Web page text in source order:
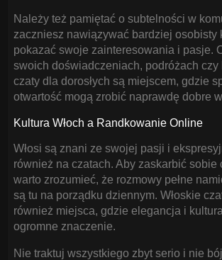
Należy też pamiętać o subtelności w
zaczniesz nawiązywać bardziej osobisty
pokazać swoje zainteresowania i pasje.
swoich doświadczeniach, podróżach czy
czaty dla dorosłych są miejscem, gdzie
otwartość mogą zrobić naprawdę dobre
Kultura Włoch a Randkowanie Online
Włosi są znani ze swojej pasji i
również na czatach. Aby zaskarbić sobie
warto zrozumieć, że rozmowy pełne
są tu na porządku dziennym. Włoskie
również miejsca, gdzie elegancja i
ogromne znaczenie.
Nie traktuj wszystkiego zbyt serio i nie